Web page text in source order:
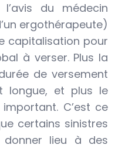
du médecin
ergothérapeute)
capitalisation pour
à verser. Plus la
de versement
longue, et plus le
C’est ce
certains sinistres
donner lieu à des